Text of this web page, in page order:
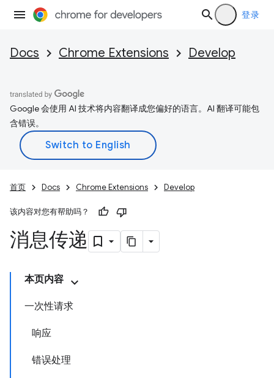
登录
Docs Chrome Extensions Develop
Google 会使用 AI 技术将内容翻译成您偏好的语言。AI 翻译可能包
含错误。
首页 Docs Chrome Extensions Develop
该内容对您有帮助吗？
消息传递
本页内容
一次性请求
响应
错误处理